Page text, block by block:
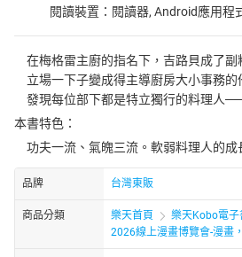
閱讀裝置：閱讀器, Android應用程
在梅格雷主廚的指名下，吉路貝成了副
立場一下子變成得主導廚房大小事務的
發現每位部下都是特立獨行的料理人
本書特色：
功夫一流、氣魄三流。軟弱料理人的成
品牌 台灣東販
商品分類 樂天首頁
樂天Kobo電子
2026線上漫畫博覽會-漫畫